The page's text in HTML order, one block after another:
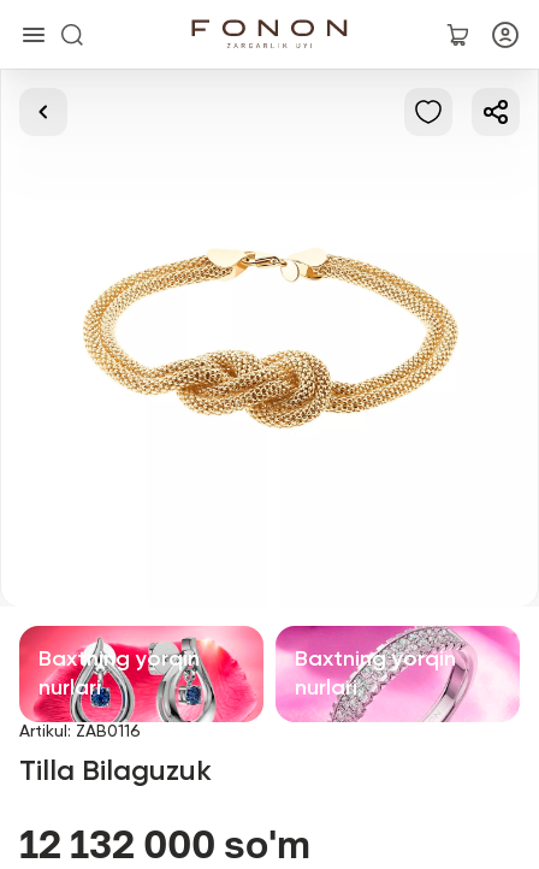
Asosiy
Ziraklar
Bilaguzuklar
Aksessuarlar
Baxtning yorqin
nurlari
Baxtning yorqin
nurlari
Artikul : ZAB0116
Tilla Bilaguzuk
12 132 000 so'm